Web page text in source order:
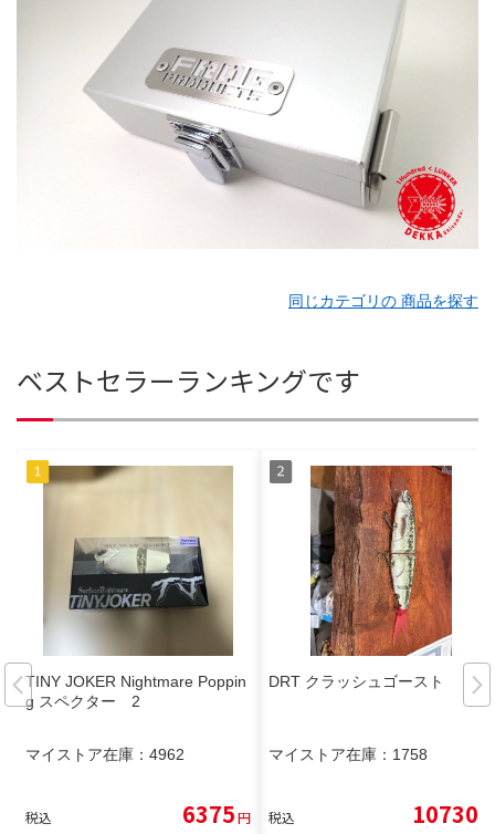
同じカテゴリの 商品を探す
ベストセラーランキングです
TINY JOKER Nightmare Poppin
g スペクター 2
マイストア在庫： 4962
税込 6375円
DRT クラッシュゴースト
マイストア在庫： 1758
税込 10730